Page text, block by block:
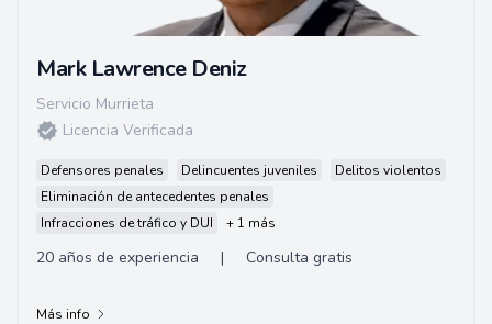
Mark Lawrence Deniz
Servicio Murrieta
Licencia Verificada
Defensores penales Delincuentes juveniles
Delitos violentos
Eliminación de antecedentes penales
Infracciones de tráfico y DUI
+ 1 más
20 años de experiencia | Consulta gratis
Más info